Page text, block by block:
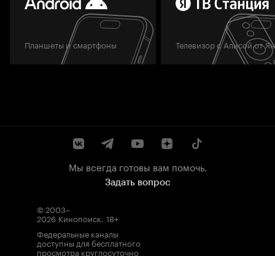
Планшеты и смартфоны Телевизор с Алисой от
Мы всегда готовы вам помочь.
Задать вопрос
© 2003–
2026 Кинопоиск. 18+
Федеральные каналы
доступны для бесплатного
просмотра круглосуточно